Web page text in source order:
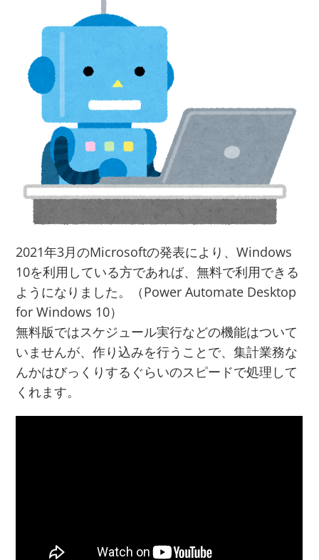
2021年3月のMicrosoftの発表により、Windows
10を利用している方であれば、無料で利用できる
ようになりました。（Power Automate Desktop
for Windows 10）
無料版ではスケジュール実行などの機能はついて
いませんが、作り込みを行うことで、集計業務な
んかはびっくりするぐらいのスピードで処理して
くれます。